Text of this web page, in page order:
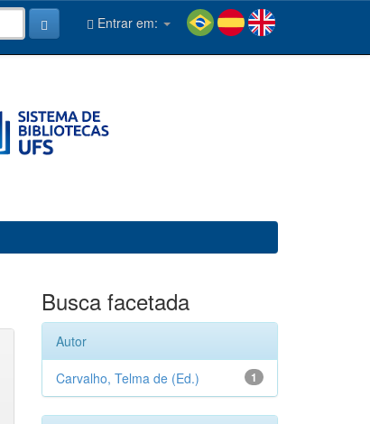
Entrar em:
Busca facetada
Autor
1
Carvalho, Telma de (Ed.)